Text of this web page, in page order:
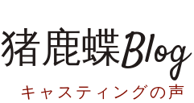
猪鹿蝶Blog
キャスティングの声